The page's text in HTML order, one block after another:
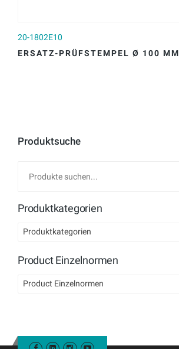
20-1802E10
ERSATZ-PRÜFSTEMPEL Ø 100 MM
Produktsuche
Produktkategorien
Produktkategorien
Product Einzelnormen
Product Einzelnormen